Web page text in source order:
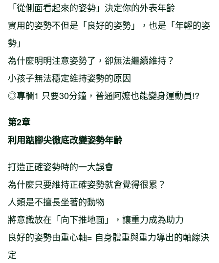
「從側面看起來的姿勢」決定你的外表年齡
實用的姿勢不但是「良好的姿勢」，也是「年輕的姿
勢」
為什麼明明注意姿勢了，卻無法繼續維持？
小孩子無法穩定維持姿勢的原因
◎專欄1 只要30分鐘，普通阿嬤也能變身運動員!?
第2章
利用踮腳尖徹底改變姿勢年齡
打造正確姿勢時的一大誤會
為什麼只要維持正確姿勢就會覺得很累？
人類是不擅長坐著的動物
將意識放在「向下推地面」，讓重力成為助力
良好的姿勢由重心軸= 自身體重與重力導出的軸線決
定